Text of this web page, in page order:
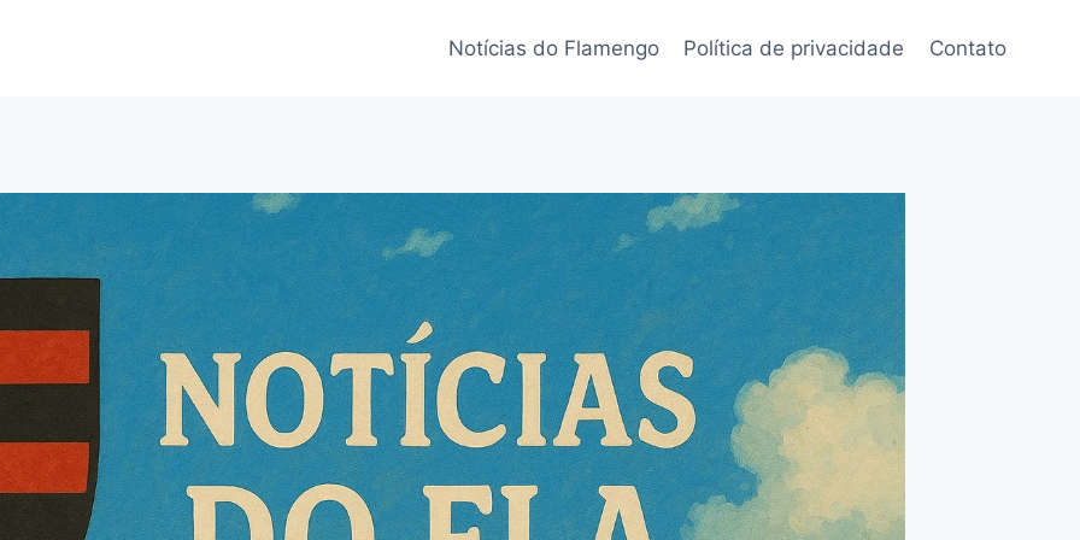
Notícias do Flamengo Política de privacidade Contato